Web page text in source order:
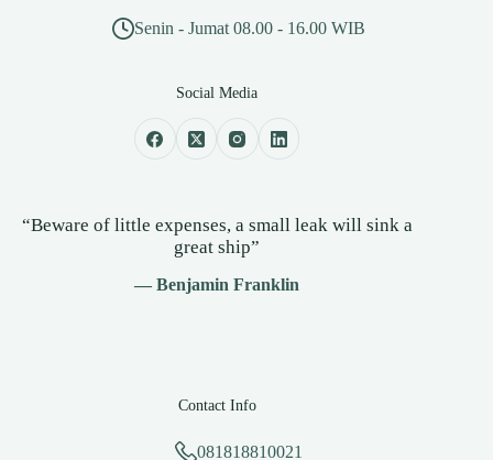
Senin - Jumat 08.00 - 16.00 WIB
Social Media
“Beware of little expenses, a small leak will sink a
great ship”
— Benjamin Franklin
Contact Info
081818810021